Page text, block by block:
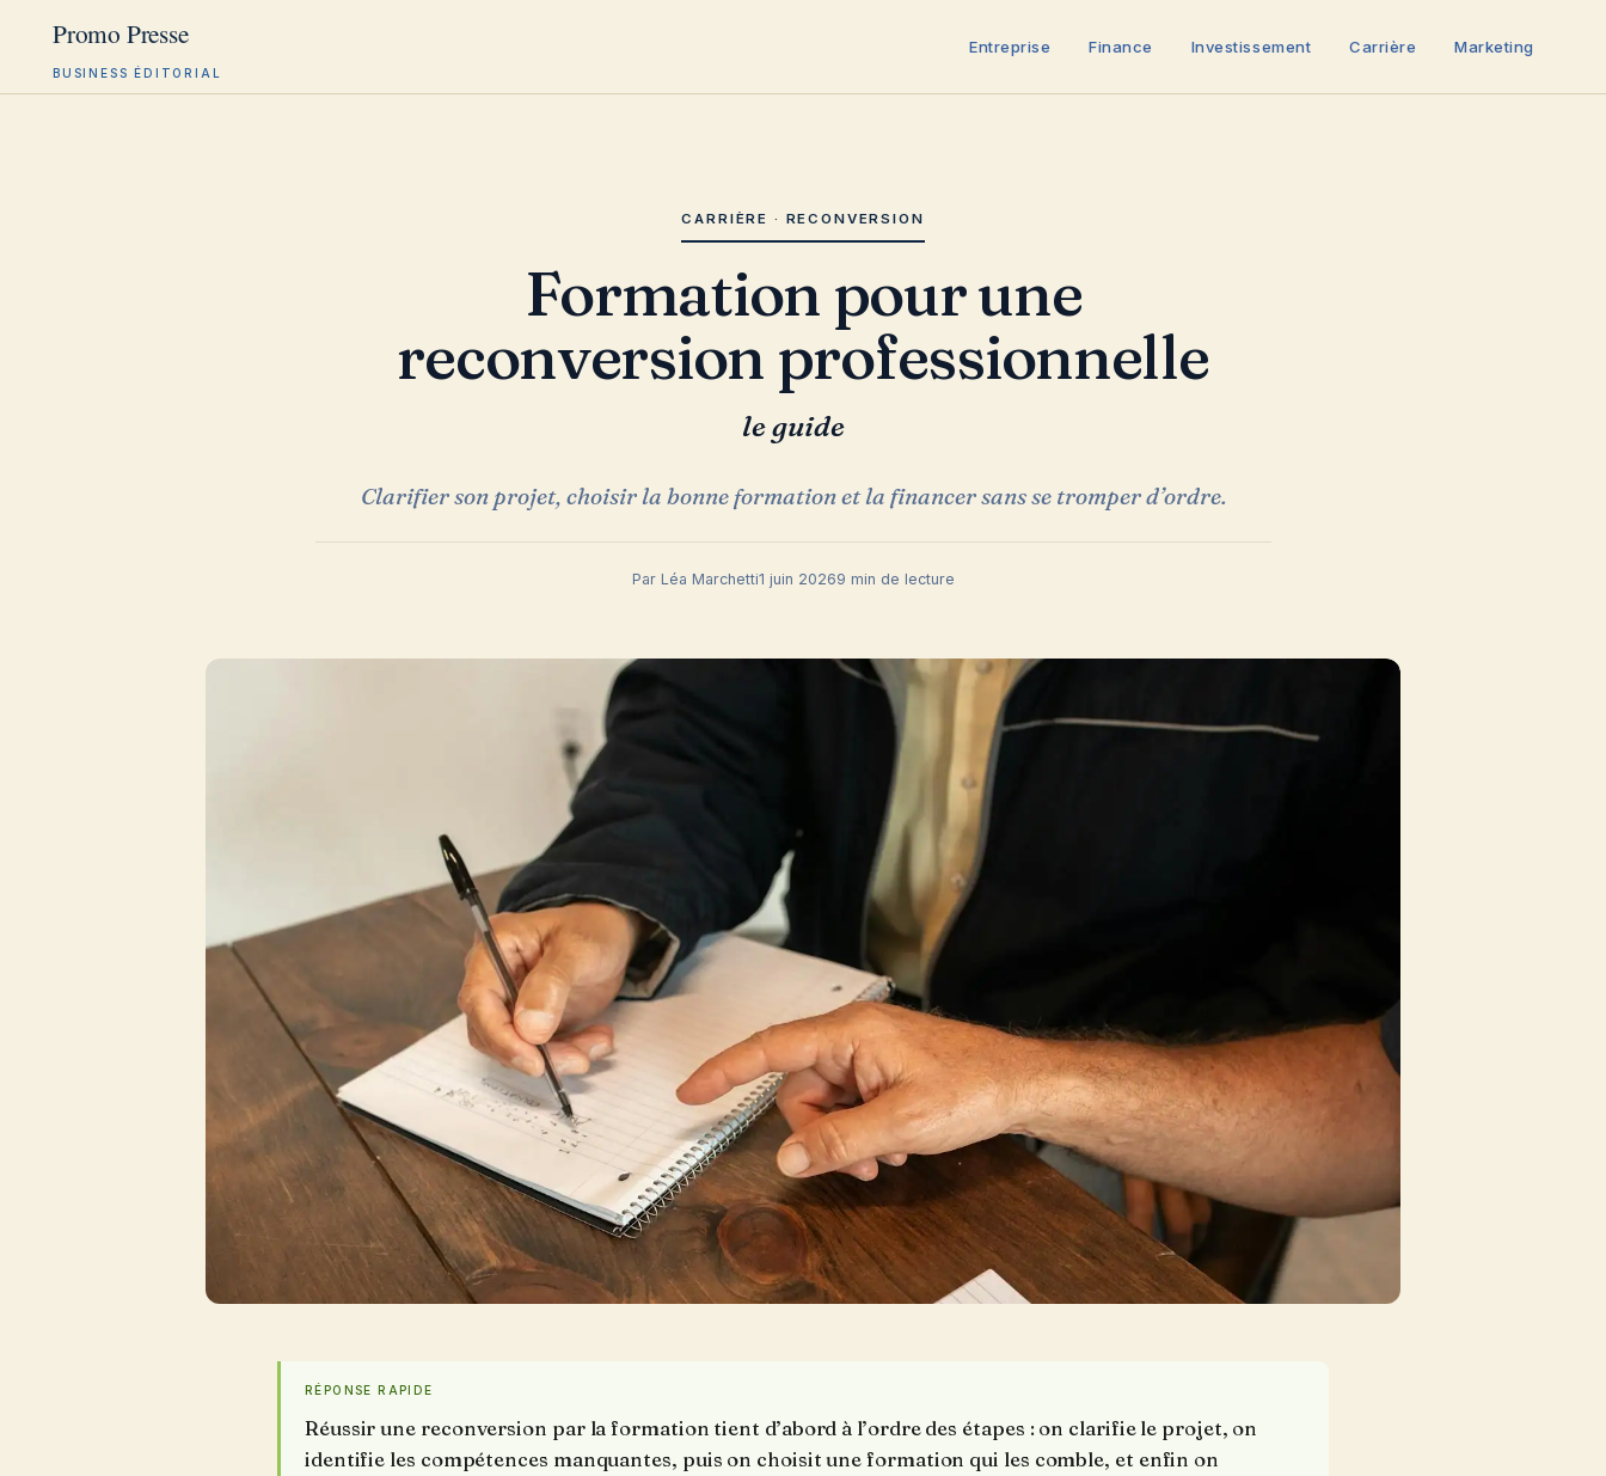
BUSINESS ÉDITORIAL
Entreprise Finance Investissement Carrière Marketing
CARRIÈRE · RECONVERSION
Formation pour une
reconversion professionnelle
le guide
Clarifier son projet, choisir la bonne formation et la financer sans se tromper d’ordre.
Par Léa Marchetti1 juin 20269 min de lecture
RÉPONSE RAPIDE
Réussir une reconversion par la formation tient d’abord à l’ordre des étapes : on clarifie le projet, on
identifie les compétences manquantes, puis on choisit une formation qui les comble, et enfin on